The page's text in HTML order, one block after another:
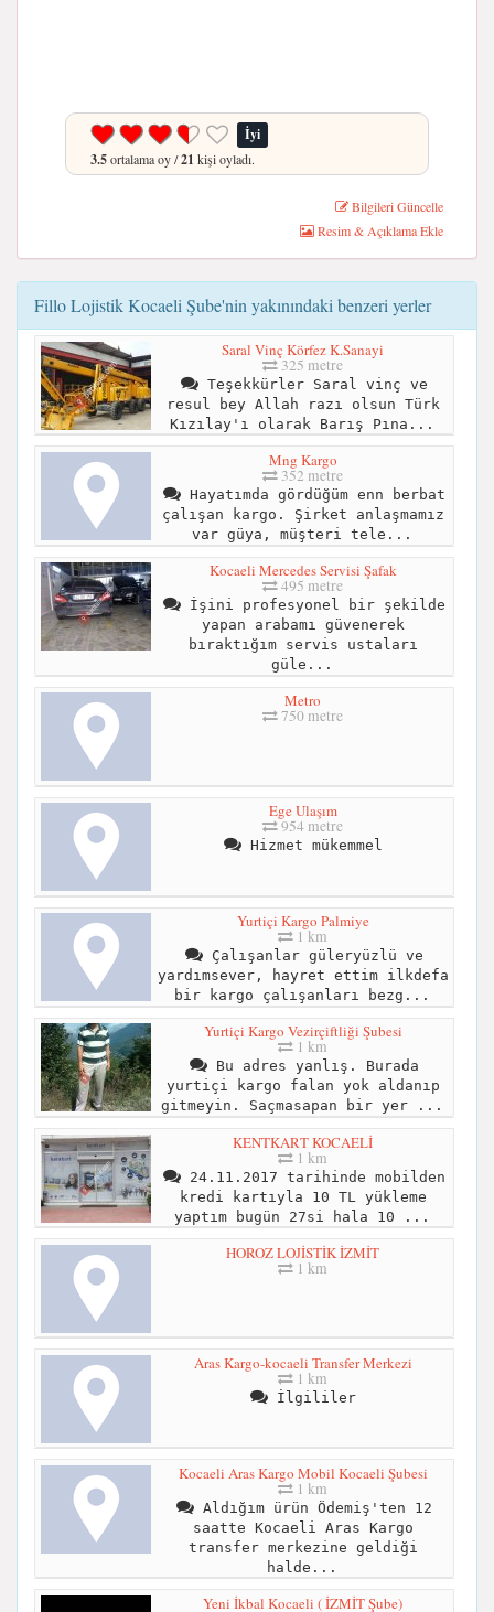
İyi
3.5ortalama oy /21 kişi oyladı.
Bilgileri Güncelle
Resim & Açıklama Ekle
Fillo Lojistik Kocaeli Şube'nin yakınındaki benzeri yerler
Saral Vinç Körfez K.Sanayi
325 metre
Teşekkürler Saral vinç ve
resul bey Allah razı olsun Türk
Kızılay'ı olarak Barış Pına...
Mng Kargo
352 metre
Hayatımda gördüğüm enn berbat
çalışan kargo. Şirket anlaşmamız
var güya, müşteri tele...
Kocaeli Mercedes Servisi Şafak
495 metre
İşini profesyonel bir şekilde
yapan arabamı güvenerek
bıraktığım servis ustaları
güle...
Metro
750 metre
Ege Ulaşım
954 metre
Hizmet mükemmel
Yurtiçi Kargo Palmiye
1 km
Çalışanlar güleryüzlü ve
yardımsever, hayret ettim ilkdefa
bir kargo çalışanları bezg...
Yurtiçi Kargo Vezirçiftliği Şubesi
1 km
Bu adres yanlış. Burada
yurtiçi kargo falan yok aldanıp
gitmeyin. Saçmasapan bir yer ...
KENTKART KOCAELİ
1 km
24.11.2017 tarihinde mobilden
kredi kartıyla 10 TL yükleme
yaptım bugün 27si hala 10 ...
HOROZ LOJİSTİK İZMİT
1 km
Aras Kargo-kocaeli Transfer Merkezi
1 km
İlgililer
Kocaeli Aras Kargo Mobil Kocaeli Şubesi
1 km
Aldığım ürün Ödemiş'ten 12
saatte Kocaeli Aras Kargo
transfer merkezine geldiği
halde...
Yeni İkbal Kocaeli ( İZMİT Şube)